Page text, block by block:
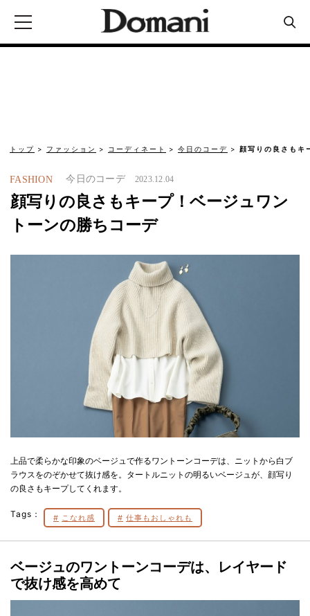
トップ ファッション コーディネート 今日のコーデ 顔写りの良さもキ
FASHION 今日のコーデ 2023.12.04
顔写りの良さもキープ！ベージュワン
トーンの勝ちコーデ
上品で柔らかな印象のベージュで作るワントーンコーデは、ニットから白ブ
ラウスをのぞかせて抜け感を。タートルニットの明るいベージュが、顔写り
の良さもキープしてくれます。
Tags： こなれ感 仕事もおしゃれも
ベージュのワントーンコーデは、レイヤード
で抜け感を高めて